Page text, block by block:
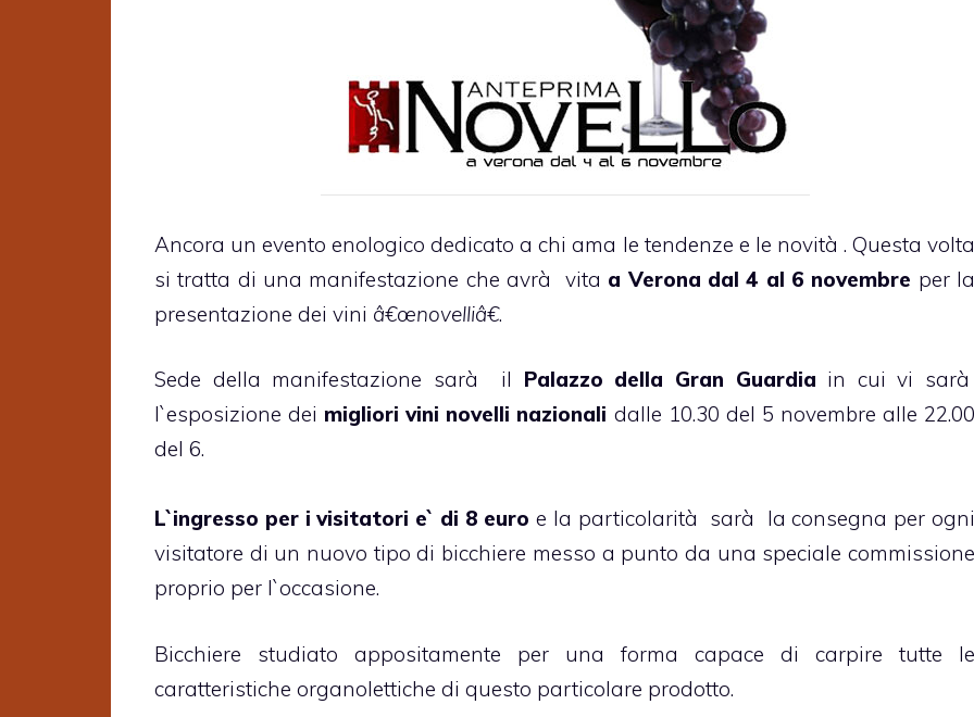
Ancora un evento enologico dedicato a chi ama le tendenze e le novità . Questa volta
si tratta di una manifestazione che avrà vita a Verona dal 4 al 6 novembre per
presentazione dei vini â€œnovelliâ€.
Sede della manifestazione sarà il Palazzo della Gran Guardia in cui vi
l`esposizione dei migliori vini novelli nazionali dalle 10.30 del 5 novembre alle
del 6.
L`ingresso per i visitatori e` di 8 euro e la particolarità sarà la consegna per
visitatore di un nuovo tipo di bicchiere messo a punto da una speciale commissione
proprio per l`occasione.
Bicchiere studiato appositamente per una forma capace di carpire tutte le
caratteristiche organolettiche di questo particolare prodotto.